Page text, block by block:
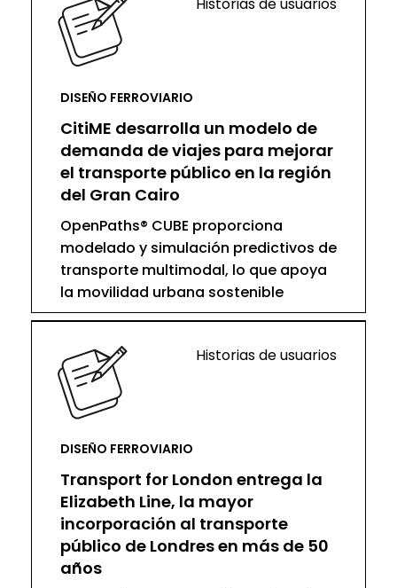
DISEÑO FERROVIARIO
CitiME desarrolla un modelo de
demanda de viajes para mejorar
el transporte público en la región
del Gran Cairo
OpenPaths® CUBE proporciona
modelado y simulación predictivos de
transporte multimodal, lo que apoya
la movilidad urbana sostenible
Historias de usuarios
DISEÑO FERROVIARIO
Transport for London entrega la
Elizabeth Line, la mayor
incorporación al transporte
público de Londres en más de 50
años